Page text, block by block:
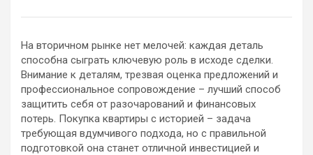
На вторичном рынке нет мелочей: каждая деталь
способна сыграть ключевую роль в исходе сделки.
Внимание к деталям, трезвая оценка предложений и
профессиональное сопровождение – лучший способ
защитить себя от разочарований и финансовых
потерь. Покупка квартиры с историей – задача
требующая вдумчивого подхода, но с правильной
подготовкой она станет отличной инвестицией и